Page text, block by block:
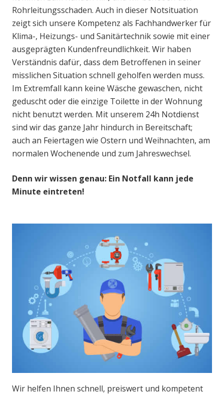
Rohrleitungsschaden. Auch in dieser Notsituation
zeigt sich unsere Kompetenz als Fachhandwerker für
Klima-, Heizungs- und Sanitärtechnik sowie mit einer
ausgeprägten Kundenfreundlichkeit. Wir haben
Verständnis dafür, dass dem Betroffenen in seiner
misslichen Situation schnell geholfen werden muss.
Im Extremfall kann keine Wäsche gewaschen, nicht
geduscht oder die einzige Toilette in der Wohnung
nicht benutzt werden. Mit unserem 24h Notdienst
sind wir das ganze Jahr hindurch in Bereitschaft;
auch an Feiertagen wie Ostern und Weihnachten, am
normalen Wochenende und zum Jahreswechsel.
Denn wir wissen genau: Ein Notfall kann jede
Minute eintreten!
Wir helfen Ihnen schnell, preiswert und kompetent